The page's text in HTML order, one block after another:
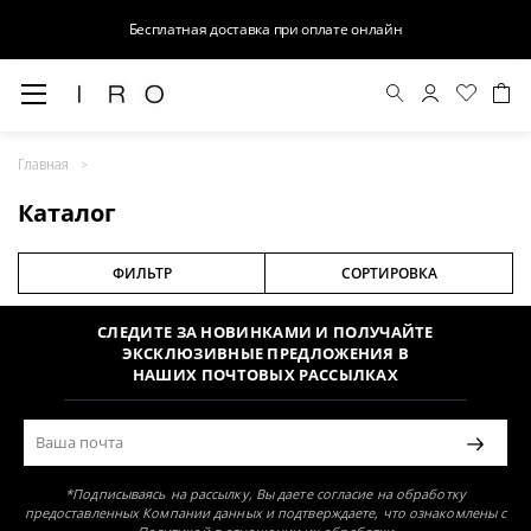
Бесплатная доставка при оплате онлайн
Главная
Каталог
ФИЛЬТР СОРТИРОВКА
Раздел не найден
СЛЕДИТЕ ЗА НОВИНКАМИ И ПОЛУЧАЙТЕ
ЭКСКЛЮЗИВНЫЕ ПРЕДЛОЖЕНИЯ В
НАШИХ ПОЧТОВЫХ РАССЫЛКАХ
*Подписываясь на рассылку, Вы даете согласие на обработку
предоставленных Компании данных и подтверждаете, что ознакомлены с